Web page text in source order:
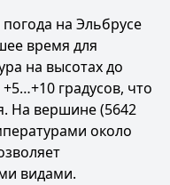
на Эльбрусе
время для
на высотах до
градусов, что
На вершине (5642
около
видами.